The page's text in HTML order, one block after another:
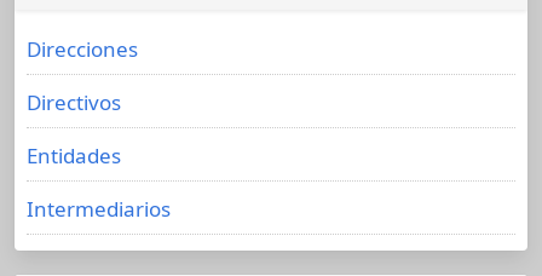
Direcciones
Directivos
Entidades
Intermediarios